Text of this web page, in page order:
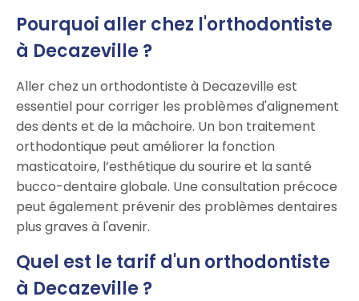
Pourquoi aller chez l'orthodontiste
à Decazeville ?
Aller chez un orthodontiste à Decazeville est
essentiel pour corriger les problèmes d'alignement
des dents et de la mâchoire. Un bon traitement
orthodontique peut améliorer la fonction
masticatoire, l’esthétique du sourire et la santé
bucco-dentaire globale. Une consultation précoce
peut également prévenir des problèmes dentaires
plus graves à l'avenir.
Quel est le tarif d'un orthodontiste
à Decazeville ?